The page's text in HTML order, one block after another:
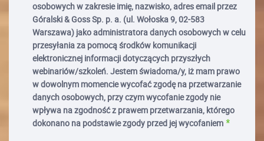
osobowych w zakresie imię, nazwisko, adres email przez
Góralski & Goss Sp. p. a. (ul. Wołoska 9, 02-583
Warszawa) jako administratora danych osobowych w celu
przesyłania za pomocą środków komunikacji
elektronicznej informacji dotyczących przyszłych
webinariów/szkoleń. Jestem świadoma/y, iż mam prawo
w dowolnym momencie wycofać zgodę na przetwarzanie
danych osobowych, przy czym wycofanie zgody nie
wpływa na zgodność z prawem przetwarzania, którego
dokonano na podstawie zgody przed jej wycofaniem